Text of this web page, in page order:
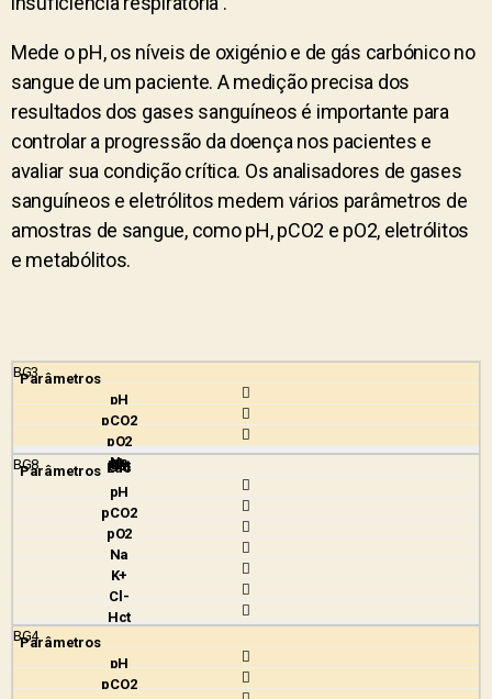
Mede o pH, os níveis de oxigénio e de gás carbónico no
sangue de um paciente. A medição precisa dos
resultados dos gases sanguíneos é importante para
controlar a progressão da doença nos pacientes e
avaliar sua condição crítica. Os analisadores de gases
sanguíneos e eletrólitos medem vários parâmetros de
amostras de sangue, como pH, pCO2 e pO2, eletrólitos
e metabólitos.
BG3
BG8
BG4